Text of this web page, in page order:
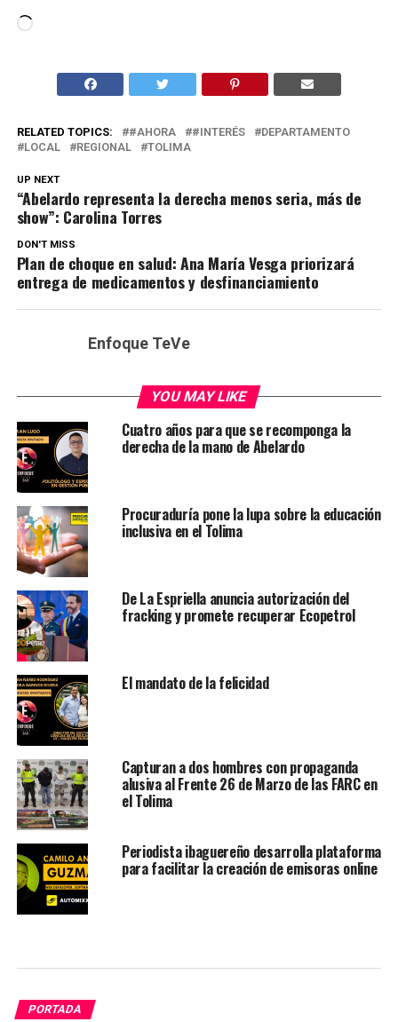
Cargando...
RELATED TOPICS: #AHORA #INTERÉS
DEPARTAMENTO
LOCAL
REGIONAL TOLIMA
UP NEXT
“Abelardo representa la derecha menos seria, más de
show”: Carolina Torres
DON'T MISS
Plan de choque en salud: Ana María Vesga priorizará
entrega de medicamentos y desfinanciamiento
Enfoque TeVe
YOU MAY LIKE
Cuatro años para que se recomponga la
derecha de la mano de Abelardo
Procuraduría pone la lupa sobre la educación
inclusiva en el Tolima
De La Espriella anuncia autorización del
fracking y promete recuperar Ecopetrol
El mandato de la felicidad
Capturan a dos hombres con propaganda
alusiva al Frente 26 de Marzo de las FARC en
el Tolima
Periodista ibaguereño desarrolla plataforma
para facilitar la creación de emisoras online
PORTADA